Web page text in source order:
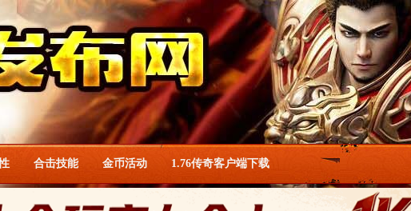
合击技能 金币活动 1.76传奇客户端下载